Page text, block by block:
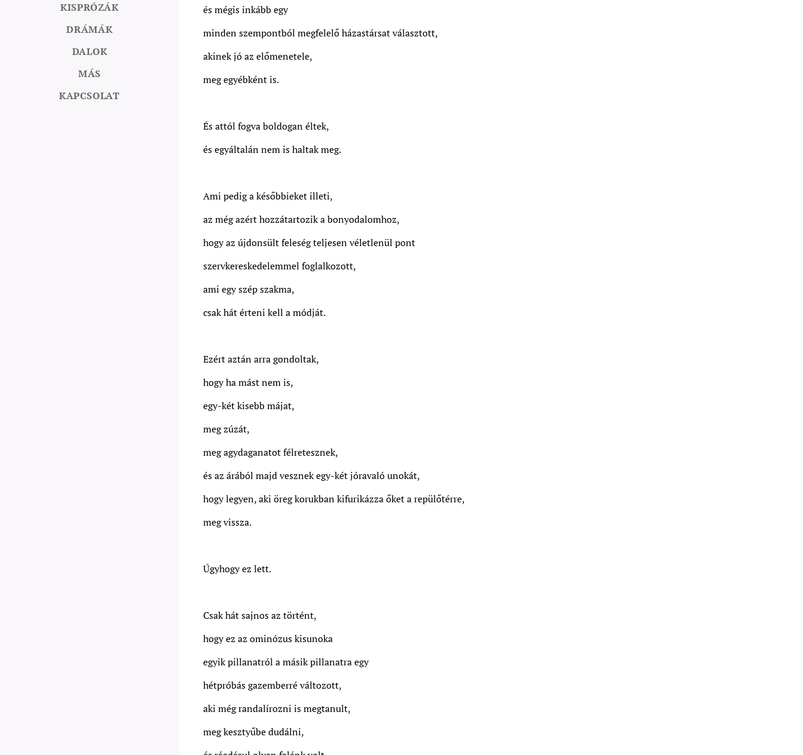
KISPRÓZÁK
DRÁMÁK
DALOK
MÁS
KAPCSOLAT
és mégis inkább egy
minden szempontból megfelelő házastársat választott,
akinek jó az előmenetele,
meg egyébként is.
És attól fogva boldogan éltek,
és egyáltalán nem is haltak meg.
Ami pedig a későbbieket illeti,
az még azért hozzátartozik a bonyodalomhoz,
hogy az újdonsült feleség teljesen véletlenül pont
szervkereskedelemmel foglalkozott,
ami egy szép szakma,
csak hát érteni kell a módját.
Ezért aztán arra gondoltak,
hogy ha mást nem is,
egy-két kisebb májat,
meg zúzát,
meg agydaganatot félretesznek,
és az árából majd vesznek egy-két jóravaló unokát,
hogy legyen, aki öreg korukban kifurikázza őket a repülőtérre,
meg vissza.
Úgyhogy ez lett.
Csak hát sajnos az történt,
hogy ez az ominózus kisunoka
egyik pillanatról a másik pillanatra egy
hétpróbás gazemberré változott,
aki még randalírozni is megtanult,
meg kesztyűbe dudálni,